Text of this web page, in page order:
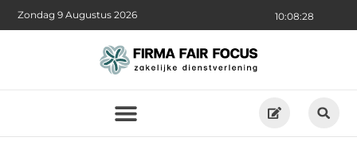
10:08:30
Zondag 9 Augustus 2026